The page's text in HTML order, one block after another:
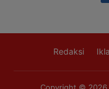
Redaksi